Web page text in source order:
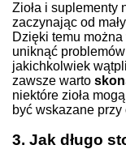
Zioła i suplementy
zaczynając od
Dzięki temu
uniknąć
jakichkolwiek
zawsze warto
niektóre zioła
być wskazane
3. Jak długo